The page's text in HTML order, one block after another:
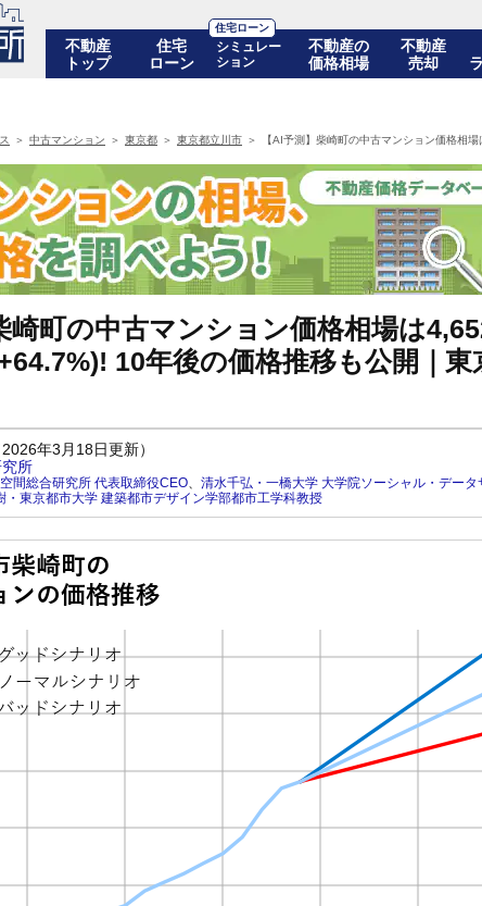
不動産
トップ
住宅
ローン
住宅ローン
シミュレー
ション
不動産の
価格相場
不動産
売却
中古マンション 東京都 東京都立川市 【AI予測】柴崎町の中古マンション価格相
崎町の中古マンション価格相場は
10年後の価格推移も公開｜東
年3月18日更新）
所
間総合研究所 代表取締役CEO、 清水千弘・一橋大学 大学院ソーシャル・データ
・東京都市大学 建築都市デザイン学部都市工学科教授